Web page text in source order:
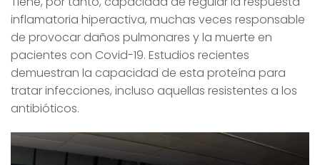
inflamatoria hiperactiva, muchas veces responsable
de provocar daños pulmonares y la muerte en
pacientes con Covid-19. Estudios recientes
demuestran la capacidad de esta proteína para
tratar infecciones, incluso aquellas resistentes a los
antibióticos.